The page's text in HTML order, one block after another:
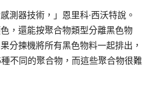
測器技術，」恩里科·西沃特說。
，還能按聚合物類型分離黑色物
分揀機將所有黑色物料一起排出，
不同的聚合物，而這些聚合物很難